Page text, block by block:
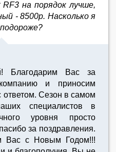
на порядок лучше,
- 8500р. Насколько я
Благодарим Вас за
и приносим
ответом. Сезон в самом
специалистов в
уровня просто
за поздравления.
Вас с Новым Годом!!!